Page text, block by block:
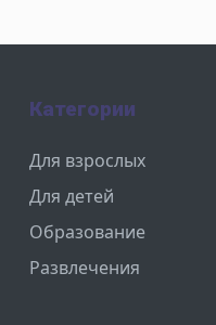
Категории
Для взрослых
Для детей
Образование
Развлечения